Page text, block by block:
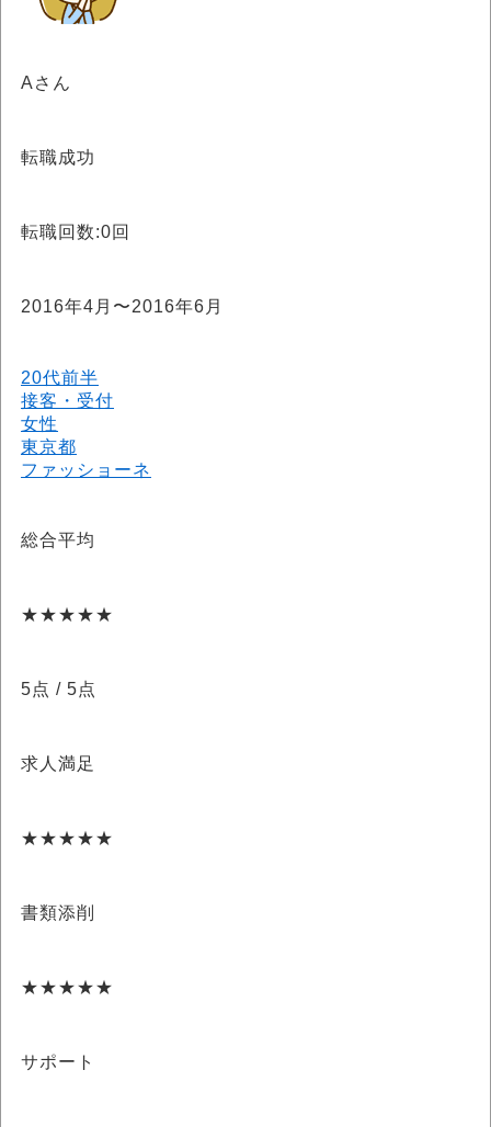
Aさん
転職成功
転職回数:0回
2016年4月〜2016年6月
20代前半
接客・受付
女性
東京都
ファッショーネ
総合平均
★★★★★
5点 / 5点
求人満足
★★★★★
書類添削
★★★★★
サポート